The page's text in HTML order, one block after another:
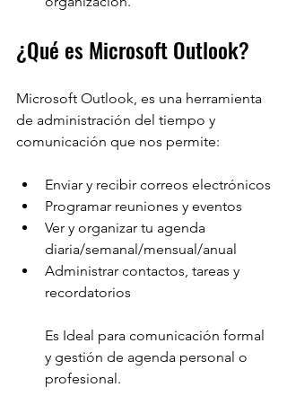
¿Qué es Microsoft Outlook?
Microsoft Outlook, es una herramienta
de administración del tiempo y
comunicación que nos permite:
Enviar y recibir correos electrónicos
Programar reuniones y eventos
Ver y organizar tu agenda
diaria/semanal/mensual/anual
Administrar contactos, tareas y
recordatorios
Es Ideal para comunicación formal
y gestión de agenda personal o
profesional.